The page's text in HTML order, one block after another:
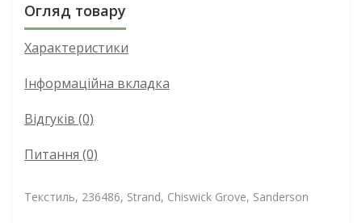
Огляд товару
Характеристики
Інформаційна вкладка
Відгуків (0)
Питання (0)
Текстиль, 236486, Strand, Chiswick Grove, Sanderson